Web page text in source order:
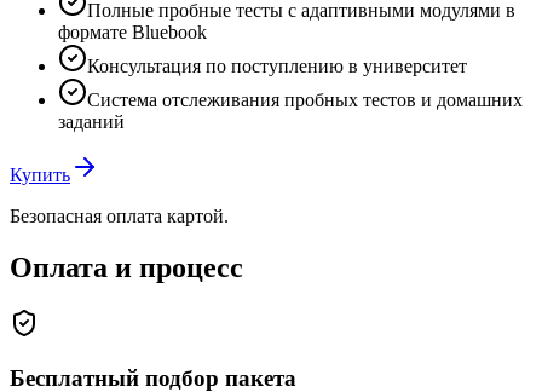
Полные пробные тесты с адаптивными модулями в
формате Bluebook
Консультация по поступлению в университет
Система отслеживания пробных тестов и домашних
заданий
Купить
Безопасная оплата картой.
Оплата и процесс
Бесплатный подбор пакета